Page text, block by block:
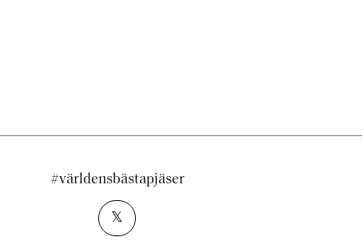
#världensbästapjäser
𝕏